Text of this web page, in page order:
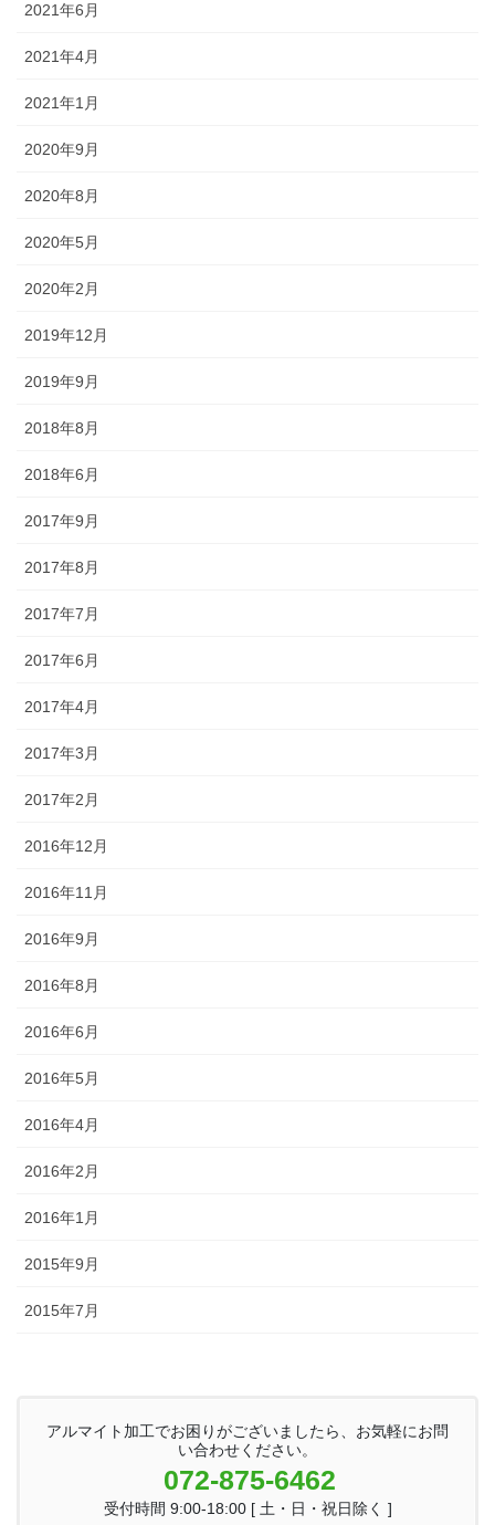
2021年6月
2021年4月
2021年1月
2020年9月
2020年8月
2020年5月
2020年2月
2019年12月
2019年9月
2018年8月
2018年6月
2017年9月
2017年8月
2017年7月
2017年6月
2017年4月
2017年3月
2017年2月
2016年12月
2016年11月
2016年9月
2016年8月
2016年6月
2016年5月
2016年4月
2016年2月
2016年1月
2015年9月
2015年7月
アルマイト加工でお困りがございましたら、お気軽にお問
い合わせください。
072-875-6462
受付時間 9:00-18:00 [ 土・日・祝日除く ]